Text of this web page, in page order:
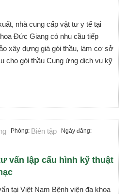
nhà cung cấp vật tư y tế tại
Đức Giang có nhu cầu tiếp
xây dựng giá gói thầu, làm cơ sở
cho gói thầu Cung ứng dịch vụ kỹ
Phòng: Biên tập Ngày đăng:
vấn lập cấu hình kỹ thuật
tại Việt Nam Bệnh viện đa khoa